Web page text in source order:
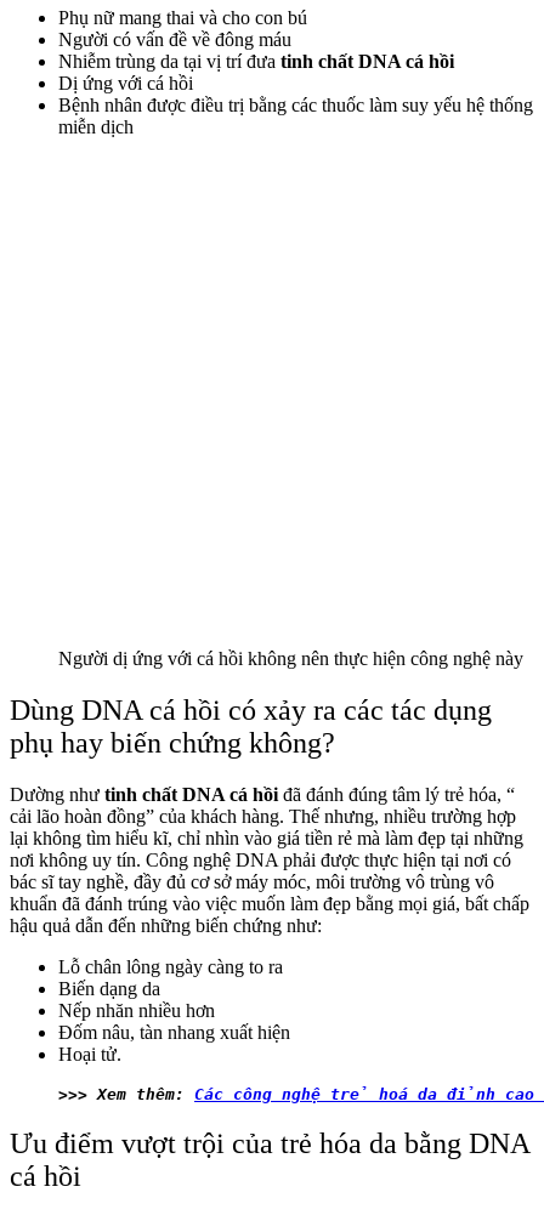
Phụ nữ mang thai và cho con bú
Người có vấn đề về đông máu
Nhiễm trùng da tại vị trí đưa tinh chất DNA cá hồi
Dị ứng với cá hồi
Bệnh nhân được điều trị bằng các thuốc làm suy yếu hệ thống
miễn dịch
Người dị ứng với cá hồi không nên thực hiện công nghệ này
Dùng DNA cá hồi có xảy ra các tác dụng
phụ hay biến chứng không?
Dường như tinh chất DNA cá hồi đã đánh đúng tâm lý trẻ hóa, “
cải lão hoàn đồng” của khách hàng. Thế nhưng, nhiều trường hợp
lại không tìm hiểu kĩ, chỉ nhìn vào giá tiền rẻ mà làm đẹp tại những
nơi không uy tín. Công nghệ DNA phải được thực hiện tại nơi có
bác sĩ tay nghề, đầy đủ cơ sở máy móc, môi trường vô trùng vô
khuẩn đã đánh trúng vào việc muốn làm đẹp bằng mọi giá, bất chấp
hậu quả dẫn đến những biến chứng như:
Lỗ chân lông ngày càng to ra
Biến dạng da
Nếp nhăn nhiều hơn
Đốm nâu, tàn nhang xuất hiện
Hoại tử.
>>> Xem thêm: Các công nghệ trẻ hoá da đỉnh
Ưu điểm vượt trội của trẻ hóa da bằng DNA
cá hồi